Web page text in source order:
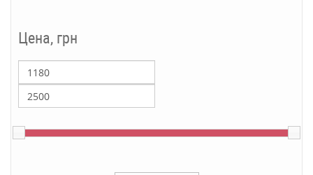
Цена, грн